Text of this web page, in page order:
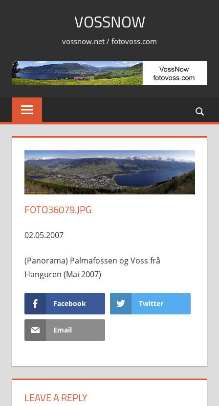
VOSSNOW
vossnow.net / fotovoss.com
FOTO36079.JPG
02.05.2007
(Panorama) Palmafossen og Voss frå
Hanguren (Mai 2007)
Facebook Twitter
Email
LEAVE A REPLY